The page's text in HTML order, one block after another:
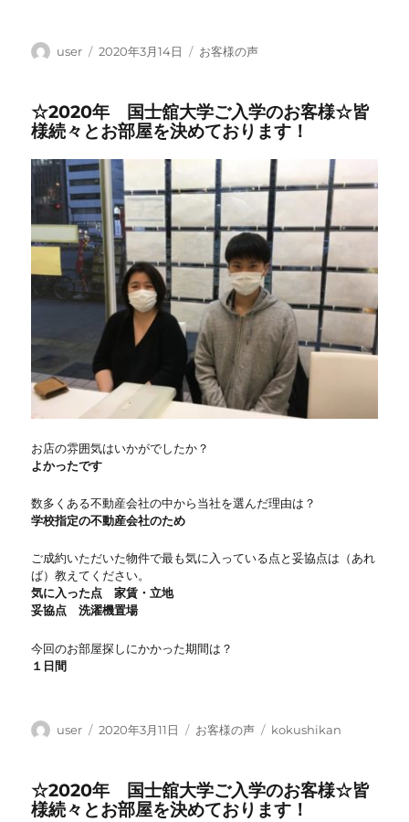
投
user
投
2020年3月14日
カ
リ
ー
お客様の声
☆2020年 国士舘大学ご入学のお客様☆皆
様続々とお部屋を決めております！
お店の雰囲気はいかがでしたか？
よかったです
数多くある不動産会社の中から当社を選んだ理由は？
学校指定の不動産会社のため
ご成約いただいた物件で最も気に入っている点と妥協点は（あれ
ば）教えてください。
気に入った点 家賃・立地
妥協点 洗濯機置場
今回のお部屋探しにかかった期間は？
１日間
投
user
投
2020年3月11日
カ
リ
ー
お客様の声
タ
kokushikan
☆2020年 国士舘大学ご入学のお客様☆皆
様続々とお部屋を決めております！